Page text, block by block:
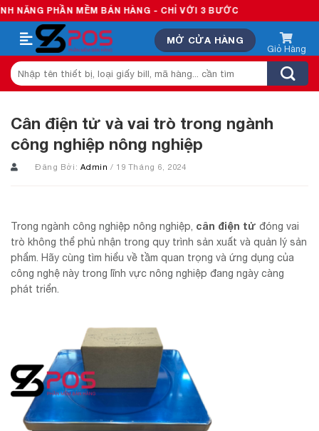
Skip
to
content
MỀM BÁN HÀNG - CHỈ VỚI 3 BƯỚC
MỞ CỬA HÀNG
Tìm
kiếm:
Cân điện tử và vai trò trong ngành
công nghiệp nông nghiệp
Đăng Bởi: Admin/ 19 Tháng 6, 2024
Trong ngành công nghiệp nông nghiệp, cân điện tử đóng vai
trò không thể phủ nhận trong quy trình sản xuất và quản lý sản
phẩm. Hãy cùng tìm hiểu về tầm quan trọng và ứng dụng của
công nghệ này trong lĩnh vực nông nghiệp đang ngày càng
phát triển.